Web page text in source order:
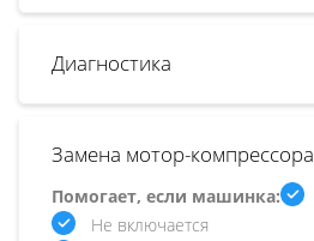
Диагностика
Замена мотор-компрессора
Помогает, если машинка:
Не включается